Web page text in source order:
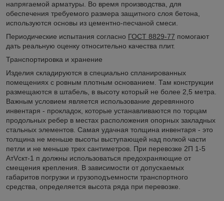
напрягаемой арматуры. Во время производства, для
обеспечения требуемого размера защитного слоя бетона,
используются основы из цементно-песчаной смеси.
Периодические испытания согласно ГОСТ 8829-77 помогают
дать реальную оценку относительно качества плит.
Транспортировка и хранение
Изделия складируются в специально спланированных
помещениях с ровным плотным основанием. Там конструкции
размещаются в штабель, в высоту который не более 2,5 метра.
Важным условием является использование деревянного
инвентаря - прокладок, которые устанавливаются по торцам
продольных ребер в местах расположения опорных закладных
стальных элементов. Самая удачная толщина инвентаря - это
толщина не меньше высоты выступающей над полкой части
петли и не меньше трех сантиметров. При перевозке 2П 1-5
АтVскт-1 п должны использоваться предохраняющие от
смещения крепления. В зависимости от допускаемых
габаритов погрузки и грузоподъемности транспортного
средства, определяется высота ряда при перевозке.